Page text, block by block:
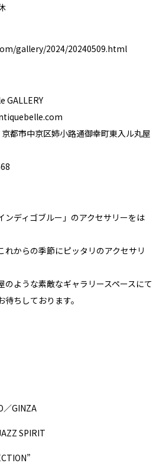
gallery/2024/20240509.html
GALLERY
都市中京区姉小路通御幸町東入ル丸屋
ンディゴブルー」のアクセサリーをは
れからの季節にピッタリのアクセサリ
のような素敵なギャラリースペースにて
ちしております。
／GINZA
SPIRIT